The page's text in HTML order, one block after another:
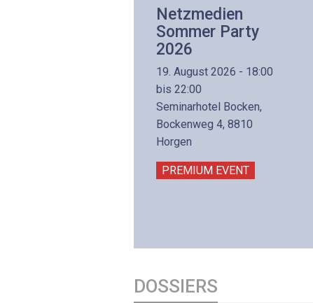
Netzmedien
Sommer Party
2026
19. August 2026 - 18:00
bis 22:00
Seminarhotel Bocken,
Bockenweg 4, 8810
Horgen
PREMIUM EVENT
DOSSIERS